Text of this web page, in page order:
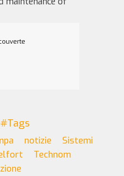
#Tags
notizie
Sistemi
Technom